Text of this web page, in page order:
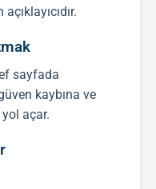
sayfada
kaybına ve
açar.